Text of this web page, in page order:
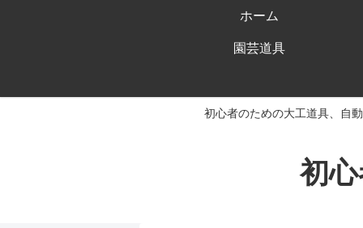
初心者のための大工道具、自
初
ホーム
園芸道具